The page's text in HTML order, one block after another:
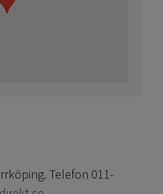
Telefon 011-